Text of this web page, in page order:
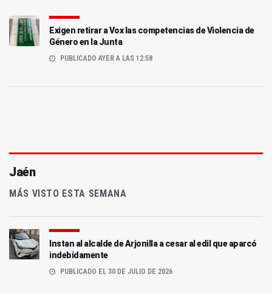
Exigen retirar a Vox las competencias de Violencia de
Género en la Junta
PUBLICADO AYER A LAS 12:58
Jaén
MÁS VISTO ESTA SEMANA
Instan al alcalde de Arjonilla a cesar al edil que aparcó
indebidamente
PUBLICADO EL 30 DE JULIO DE 2026